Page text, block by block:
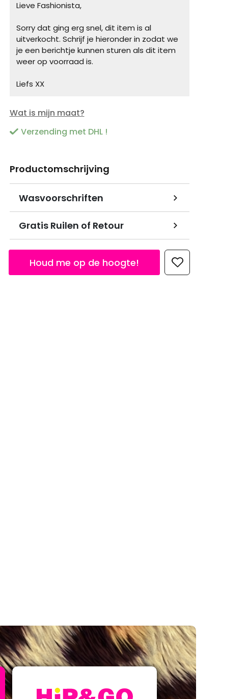
Lieve Fashionista,
Sorry dat ging erg snel, dit item is al
uitverkocht. Schrijf je hieronder in zodat we
je een berichtje kunnen sturen als dit item
weer op voorraad is.
Liefs XX
Wat is mijn maat?
Verzending met DHL !
Productomschrijving
Wasvoorschriften
Gratis Ruilen of Retour
Houd me op de hoogte!